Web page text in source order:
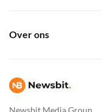
Newsbit Media Group
Over ons